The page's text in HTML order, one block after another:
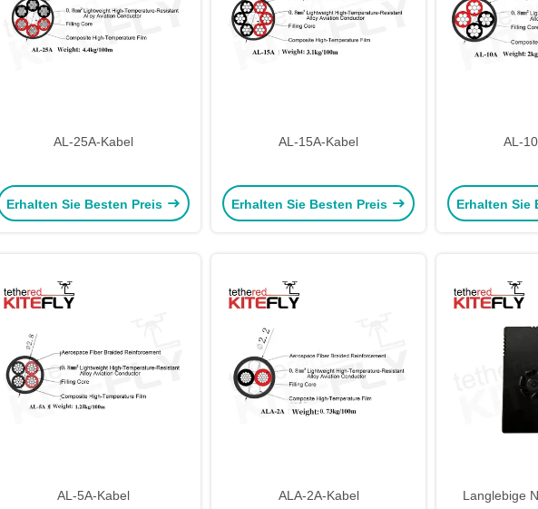
AL-25A-Kabel
Erhalten Sie Besten Preis
AL-15A-Kabel
Erhalten Sie Besten Preis
AL-
Erhalten Sie
AL-5A-Kabel ALA-2A-Kabel
Langlebige